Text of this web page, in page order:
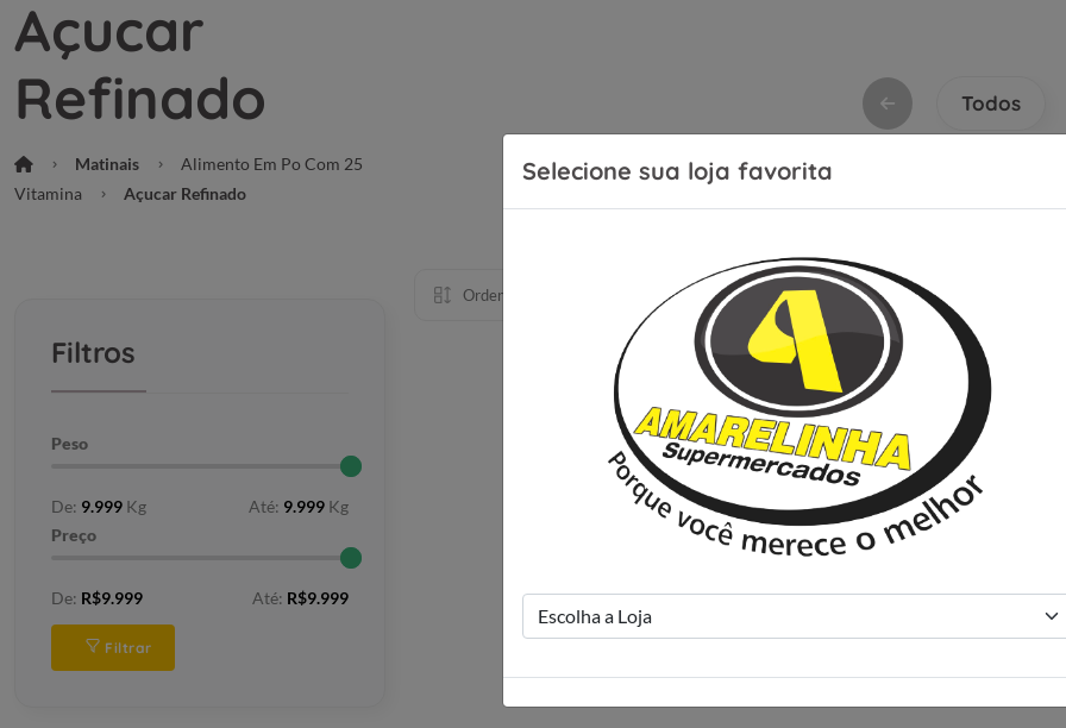
Selecione sua loja favorita
Açucar
Refinado
Matinais
Alimento Em Po Com 25
Vitamina
Açucar Refinado
Todos
Filtros
Peso
De: 9.999 Kg Até: 9.999 Kg
Preço
De: R$9.999 Até: R$9.999
Filtrar
Ordenar por: